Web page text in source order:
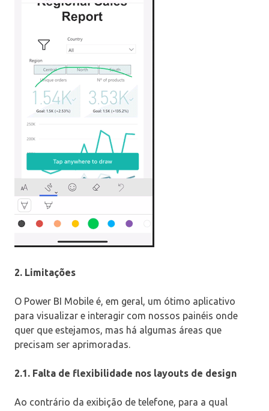
2. Limitações
O Power BI Mobile é, em geral, um ótimo aplicativo
para visualizar e interagir com nossos painéis onde
quer que estejamos, mas há algumas áreas que
precisam ser aprimoradas.
2.1. Falta de flexibilidade nos layouts de design
Ao contrário da exibição de telefone, para a qual